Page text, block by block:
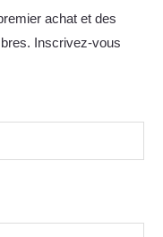
achat et des
Inscrivez-vous